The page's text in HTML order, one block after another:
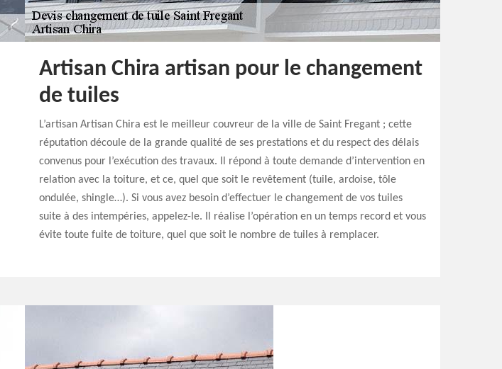
Artisan Chira artisan pour le changement
de tuiles
L’artisan Artisan Chira est le meilleur couvreur de la ville de Saint Fregant ; cette
réputation découle de la grande qualité de ses prestations et du respect des délais
convenus pour l’exécution des travaux. Il répond à toute demande d’intervention en
relation avec la toiture, et ce, quel que soit le revêtement (tuile, ardoise, tôle
ondulée, shingle…). Si vous avez besoin d’effectuer le changement de vos tuiles
suite à des intempéries, appelez-le. Il réalise l’opération en un temps record et vous
évite toute fuite de toiture, quel que soit le nombre de tuiles à remplacer.